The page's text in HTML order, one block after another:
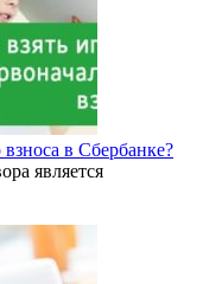
в Сбербанке?
является